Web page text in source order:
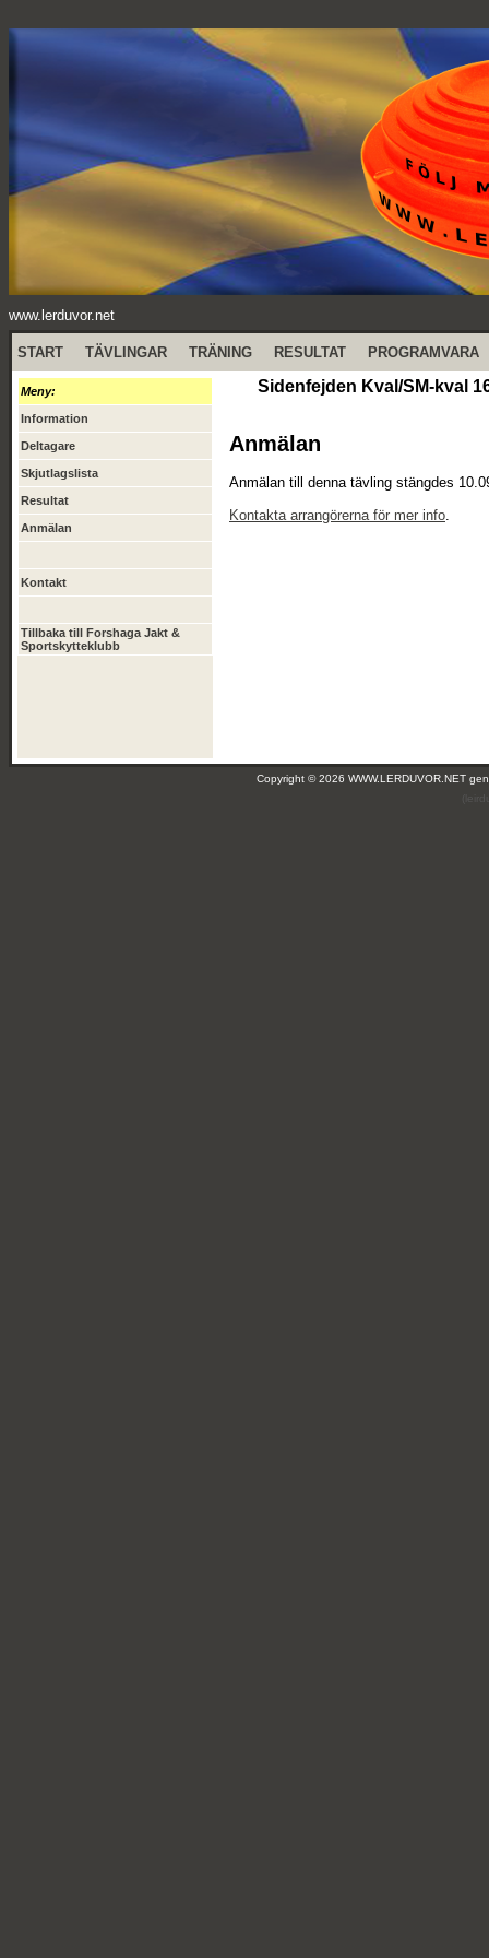
www.lerduvor.net
START TÄVLINGAR TRÄNING RESULTAT PROGRAMVARA
Meny:
Information
Deltagare
Skjutlagslista
Resultat
Anmälan
Kontakt
Tillbaka till Forshaga Jakt &
Sportskytteklubb
Sidenfejden Kval/SM-kval
Anmälan
Anmälan till denna tävling stängdes
Kontakta arrangörerna för mer info.
Copyright © 2026 WWW.LERDUVOR.NET